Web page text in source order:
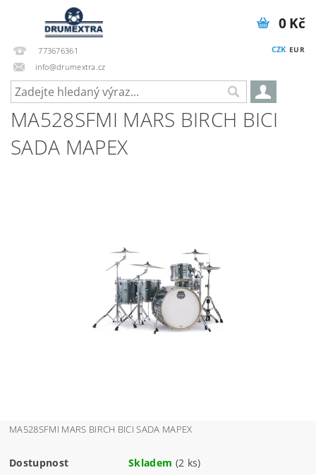
773676361
info@drumextra.cz
CZK EUR
0 Kč
MA528SFMI MARS BIRCH BICI
SADA MAPEX
MA528SFMI MARS BIRCH BICI SADA MAPEX
Dostupnost Skladem (2 ks)